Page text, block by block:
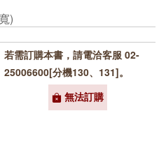
)
若需訂購本書，請電洽客服 02-
25006600[分機130、131]。
無法訂購